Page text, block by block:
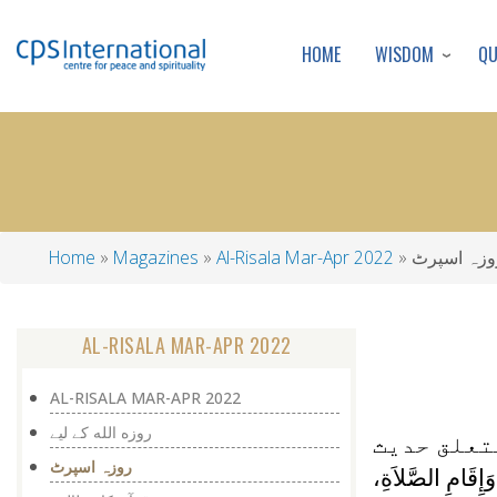
HOME WISDOM
Breadcrumb
Home Magazines Al-Risala Mar-Apr 2022 اسپرٹ
حدیث
الصَّلاَةِ،
AL-RISALA MAR-APR 2022
AL-RISALA MAR-APR 2022
روزه الله كے ليے
روزہ اسپرٹ